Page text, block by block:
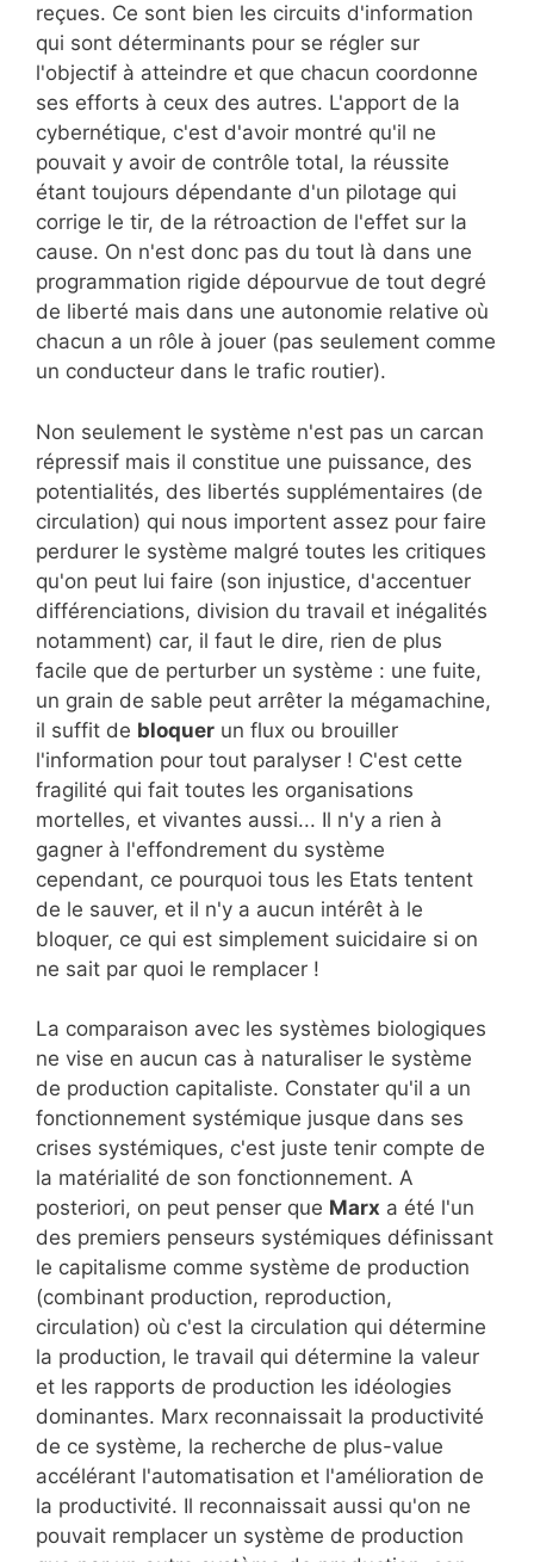
reçues. Ce sont bien les circuits d'information
qui sont déterminants pour se régler sur
l'objectif à atteindre et que chacun coordonne
ses efforts à ceux des autres. L'apport de la
cybernétique, c'est d'avoir montré qu'il ne
pouvait y avoir de contrôle total, la réussite
étant toujours dépendante d'un pilotage qui
corrige le tir, de la rétroaction de l'effet sur la
cause. On n'est donc pas du tout là dans une
programmation rigide dépourvue de tout degré
de liberté mais dans une autonomie relative où
chacun a un rôle à jouer (pas seulement comme
un conducteur dans le trafic routier).
Non seulement le système n'est pas un carcan
répressif mais il constitue une puissance, des
potentialités, des libertés supplémentaires (de
circulation) qui nous importent assez pour faire
perdurer le système malgré toutes les critiques
qu'on peut lui faire (son injustice, d'accentuer
différenciations, division du travail et inégalités
notamment) car, il faut le dire, rien de plus
facile que de perturber un système : une fuite,
un grain de sable peut arrêter la mégamachine,
il suffit de bloquer un flux ou brouiller
l'information pour tout paralyser ! C'est cette
fragilité qui fait toutes les organisations
mortelles, et vivantes aussi... Il n'y a rien à
gagner à l'effondrement du système
cependant, ce pourquoi tous les Etats tentent
de le sauver, et il n'y a aucun intérêt à le
bloquer, ce qui est simplement suicidaire si on
ne sait par quoi le remplacer !
La comparaison avec les systèmes biologiques
ne vise en aucun cas à naturaliser le système
de production capitaliste. Constater qu'il a un
fonctionnement systémique jusque dans ses
crises systémiques, c'est juste tenir compte de
la matérialité de son fonctionnement. A
posteriori, on peut penser que Marx a été l'un
des premiers penseurs systémiques définissant
le capitalisme comme système de production
(combinant production, reproduction,
circulation) où c'est la circulation qui détermine
la production, le travail qui détermine la valeur
et les rapports de production les idéologies
dominantes. Marx reconnaissait la productivité
de ce système, la recherche de plus-value
accélérant l'automatisation et l'amélioration de
la productivité. Il reconnaissait aussi qu'on ne
pouvait remplacer un système de production